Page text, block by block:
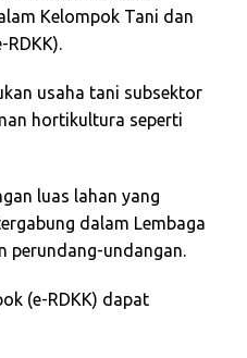
Kelompok Tani dan
usaha tani subsektor
hortikultura seperti
luas lahan yang
dalam Lembaga
perundang-undangan.
(e-RDKK) dapat